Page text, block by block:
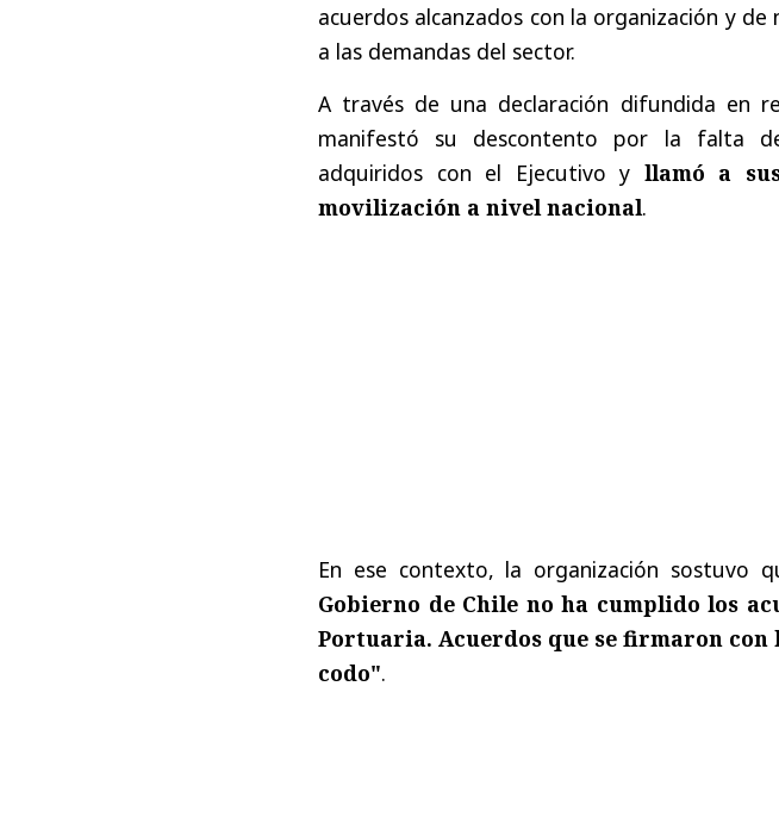
acuerdos alcanzados con la organización y
a las demandas del sector.
A través de una declaración difundida en
manifestó su descontento por la falta
adquiridos con el Ejecutivo y llamó a
movilización a nivel nacional.
En ese contexto, la organización sostuvo
Gobierno de Chile no ha cumplido los
Portuaria. Acuerdos que se firmaron con
codo".